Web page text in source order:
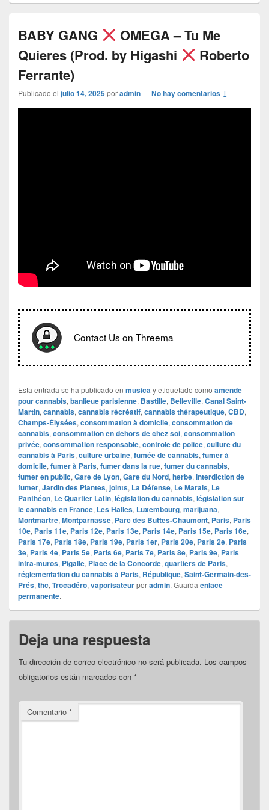
BABY GANG
OMEGA – Tu Me
Quieres (Prod. by Higashi
Roberto
Ferrante)
Publicado el julio 14, 2025poradmin—No hay comentarios ↓
Contact Us on Threema
Esta entrada se ha publicado en musicay etiquetado como amende
pour cannabis, banlieue parisienne, Bastille, Belleville, Canal Saint-
Martin, cannabis, cannabis récréatif, cannabis thérapeutique, CBD,
Champs-Élysées, consommation à domicile, consommation de
cannabis, consommation en dehors de chez soi, consommation
privée, consommation responsable, contrôle de police, culture du
cannabis à Paris, culture urbaine, fumée de cannabis, fumer à
domicile, fumer à Paris, fumer dans la rue, fumer du cannabis,
fumer en public, Gare de Lyon, Gare du Nord, herbe, interdiction de
fumer, Jardin des Plantes, joints, La Défense, Le Marais, Le
Panthéon, Le Quartier Latin, législation du cannabis, législation sur
le cannabis en France, Les Halles, Luxembourg, marijuana,
Montmartre, Montparnasse, Parc des Buttes-Chaumont, Paris, Paris
10e, Paris 11e, Paris 12e, Paris 13e, Paris 14e, Paris 15e, Paris 16e,
Paris 17e, Paris 18e, Paris 19e, Paris 1er, Paris 20e, Paris 2e, Paris
3e, Paris 4e, Paris 5e, Paris 6e, Paris 7e, Paris 8e, Paris 9e, Paris
intra-muros, Pigalle, Place de la Concorde, quartiers de Paris,
réglementation du cannabis à Paris, République, Saint-Germain-des-
Prés, thc, Trocadéro, vaporisateurporadmin. Guarda enlace
permanente.
Deja una respuesta
Tu dirección de correo electrónico no será publicada. Los campos
obligatorios están marcados con *
Comentario *